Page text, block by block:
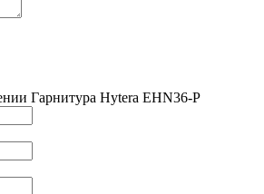
Гарнитура Hytera EHN36-P